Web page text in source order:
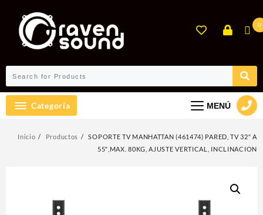
contenido
0
Categoría MENÚ
Inicio Productos
SOPORTE TV MANHATTAN (461474) PARED, TV 32″ A
55″,MAX. 80KG, AJUSTE VERTICAL, INCLINACION